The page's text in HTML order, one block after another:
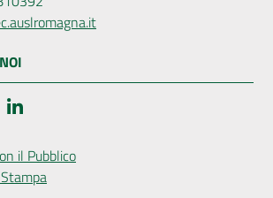
YouTube
il Pubblico